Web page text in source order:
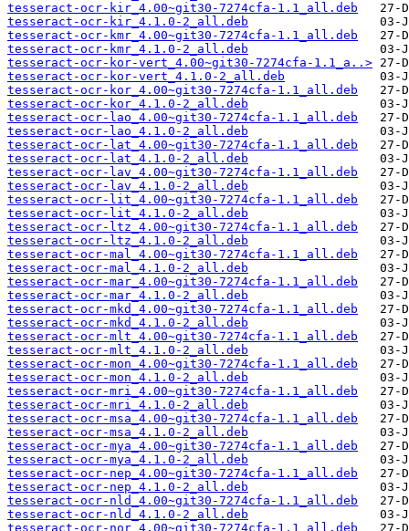
tesseract-ocr-kir_4.00~git30-7274cfa-1.1_all.deb
tesseract-ocr-kir_4.1.0-2_all.deb
tesseract-ocr-kmr_4.00~git30-7274cfa-1.1_all.deb
tesseract-ocr-kmr_4.1.0-2_all.deb
tesseract-ocr-kor-vert_4.00~git30-7274cfa-1.1_a..>
tesseract-ocr-kor-vert_4.1.0-2_all.deb
tesseract-ocr-kor_4.00~git30-7274cfa-1.1_all.deb
tesseract-ocr-kor_4.1.0-2_all.deb
tesseract-ocr-lao_4.00~git30-7274cfa-1.1_all.deb
tesseract-ocr-lao_4.1.0-2_all.deb
tesseract-ocr-lat_4.00~git30-7274cfa-1.1_all.deb
tesseract-ocr-lat_4.1.0-2_all.deb
tesseract-ocr-lav_4.00~git30-7274cfa-1.1_all.deb
tesseract-ocr-lav_4.1.0-2_all.deb
tesseract-ocr-lit_4.00~git30-7274cfa-1.1_all.deb
tesseract-ocr-lit_4.1.0-2_all.deb
tesseract-ocr-ltz_4.00~git30-7274cfa-1.1_all.deb
tesseract-ocr-ltz_4.1.0-2_all.deb
tesseract-ocr-mal_4.00~git30-7274cfa-1.1_all.deb
tesseract-ocr-mal_4.1.0-2_all.deb
tesseract-ocr-mar_4.00~git30-7274cfa-1.1_all.deb
tesseract-ocr-mar_4.1.0-2_all.deb
tesseract-ocr-mkd_4.00~git30-7274cfa-1.1_all.deb
tesseract-ocr-mkd_4.1.0-2_all.deb
tesseract-ocr-mlt_4.00~git30-7274cfa-1.1_all.deb
tesseract-ocr-mlt_4.1.0-2_all.deb
tesseract-ocr-mon_4.00~git30-7274cfa-1.1_all.deb
tesseract-ocr-mon_4.1.0-2_all.deb
tesseract-ocr-mri_4.00~git30-7274cfa-1.1_all.deb
tesseract-ocr-mri_4.1.0-2_all.deb
tesseract-ocr-msa_4.00~git30-7274cfa-1.1_all.deb
tesseract-ocr-msa_4.1.0-2_all.deb
tesseract-ocr-mya_4.00~git30-7274cfa-1.1_all.deb
tesseract-ocr-mya_4.1.0-2_all.deb
tesseract-ocr-nep_4.00~git30-7274cfa-1.1_all.deb
tesseract-ocr-nep_4.1.0-2_all.deb
tesseract-ocr-nld_4.00~git30-7274cfa-1.1_all.deb
tesseract-ocr-nld_4.1.0-2_all.deb
tesseract-ocr-nor_4.00~git30-7274cfa-1.1_all.deb